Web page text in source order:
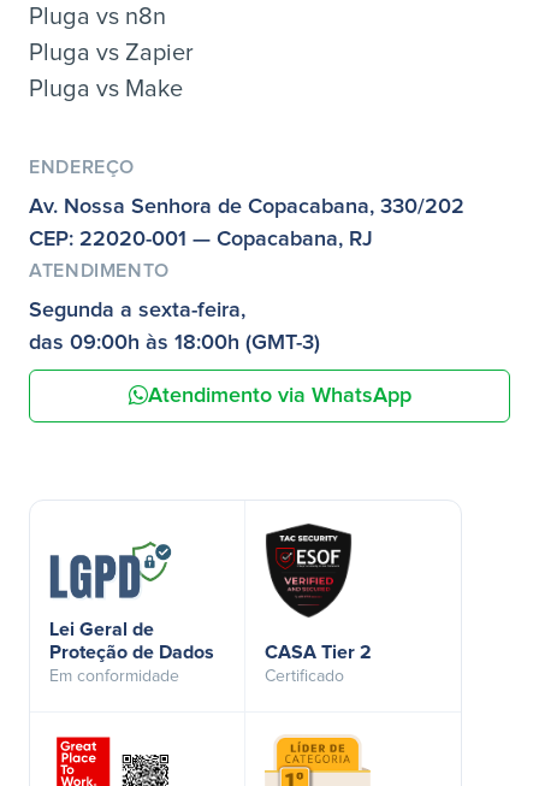
Pluga vs n8n
Pluga vs Zapier
Pluga vs Make
ENDEREÇO
Av. Nossa Senhora de Copacabana, 330/202
CEP: 22020-001 — Copacabana, RJ
ATENDIMENTO
Segunda a sexta-feira,
das 09:00h às 18:00h (GMT-3)
Atendimento via WhatsApp
Lei Geral de
Proteção de Dados
Em conformidade
CASA Tier 2
Certificado